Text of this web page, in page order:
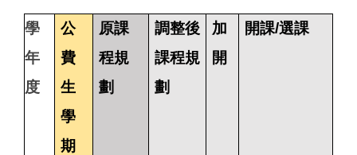
學
年
度
公
費
生
學
期
原課
程規
劃
調整後
課程規
劃
加
開
開課/選課